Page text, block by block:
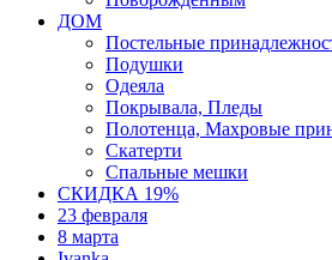
ДОМ
Постельные
Подушки
Одеяла
Покрывала, Пледы
Полотенца, Махровые
Скатерти
Спальные мешки
СКИДКА 19%
23 февраля
8 марта